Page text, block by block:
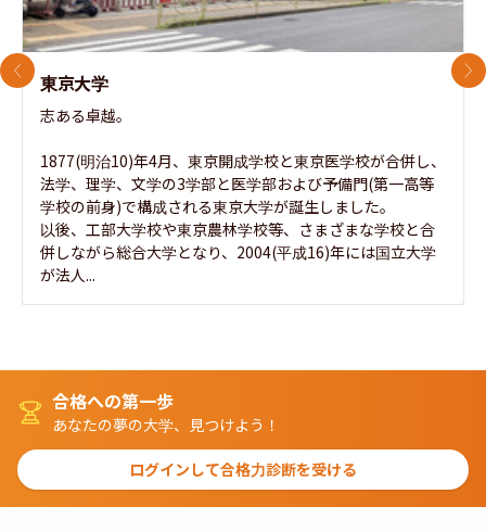
東京大学
志ある卓越。
1877(明治10)年4月、東京開成学校と東京医学校が合併し、
法学、理学、文学の3学部と医学部および予備門(第一高等
学校の前身)で構成される東京大学が誕生しました。
以後、工部大学校や東京農林学校等、さまざまな学校と合
併しながら総合大学となり、2004(平成16)年には国立大学
が法人...
前のスライド 次
合格への第一歩
あなたの夢の大学、見つけよう！
ログインして合格力診断を受ける